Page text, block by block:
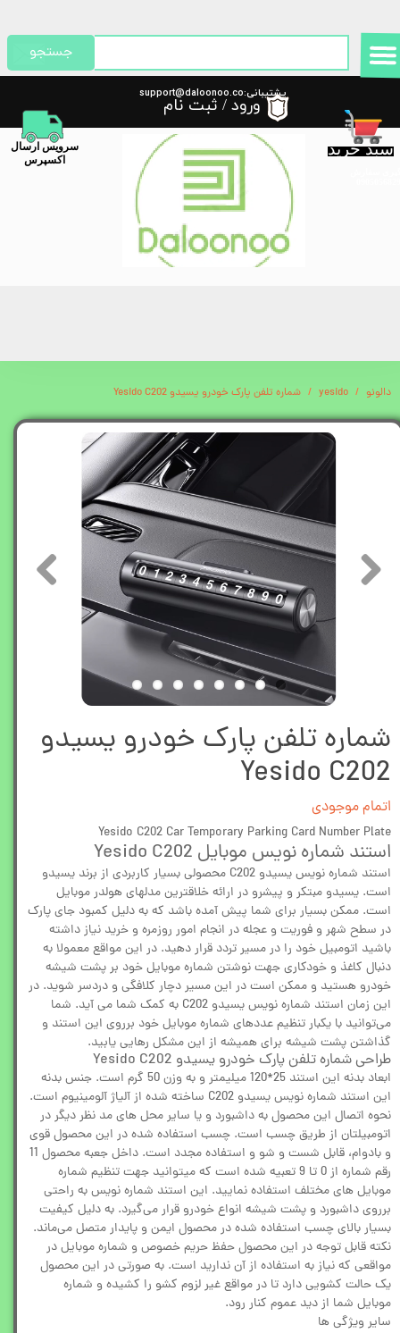
پشتیبانی:support@daloonoo.co
m
سبد خرید
​سرویس ارسال
اکسپرس
جستجو
ورود / ثبت نام
حساب کاربری من
تغییر گذر واژه
سفارشات
خروج از حساب کاربری
دالونو yesido شماره تلفن پارک خودرو یسیدو Yesido C202
شماره تلفن پارک خودرو یسیدو
Yesido C202
اتمام موجودی
Yesido C202 Car Temporary Parking Card Number Plate
استند شماره نویس موبایل Yesido C202
استند شماره نویس یسیدو C202 محصولی بسیار کاربردی از برند یسیدو
است. یسیدو مبتکر و پیشرو در ارائه خلاقترین مدلهای هولدر موبایل
است. ممکن بسیار برای شما پیش آمده باشد که به دلیل کمبود جای پارک
در سطح شهر و فوریت و عجله در انجام امور روزمره و خرید نیاز داشته
باشید اتومبیل خود را در مسیر تردد قرار دهید. در این مواقع معمولا به
دنبال کاغذ و خودکاری جهت نوشتن شماره موبایل خود بر پشت شیشه
خودرو هستید و ممکن است در این مسیر دچار کلافگی و دردسر شوید. در
این زمان استند شماره نویس یسیدو C202 به کمک شما می آید. شما
می‌توانید با یکبار تنظیم عددهای شماره موبایل خود برروی این استند و
گذاشتن پشت شیشه برای همیشه از این مشکل رهایی یابید.
طراحی شماره تلفن پارک خودرو یسیدو Yesido C202
ابعاد بدنه این استند 25*120 میلیمتر و به وزن 50 گرم است. جنس بدنه
این استند شماره نویس یسیدو C202 ساخته شده از آلیاژ آلومینیوم است.
نحوه اتصال این محصول به داشبورد و یا سایر محل های مد نظر دیگر در
اتومبیلتان از طریق چسب است. چسب استفاده شده در این محصول قوی
و بادوام، قابل شست و شو و استفاده مجدد است. داخل جعبه محصول 11
رقم شماره از 0 تا 9 تعبیه شده است که میتوانید جهت تنظیم شماره
موبایل های مختلف استفاده نمایید. این استند شماره نویس به راحتی
برروی داشبورد و پشت شیشه انواع خودرو قرار می‌گیرد. به دلیل کیفیت
بسیار بالای چسب استفاده شده در محصول ایمن و پایدار متصل می‌ماند.
نکته قابل توجه در این محصول حفظ حریم خصوص و شماره موبایل در
مواقعی که نیاز به استفاده از آن ندارید است. به صورتی در این محصول
یک حالت کشویی دارد تا در مواقع غیر لزوم کشو را کشیده و شماره
موبایل شما از دید عموم کنار رود.
سایر ویژگی ها